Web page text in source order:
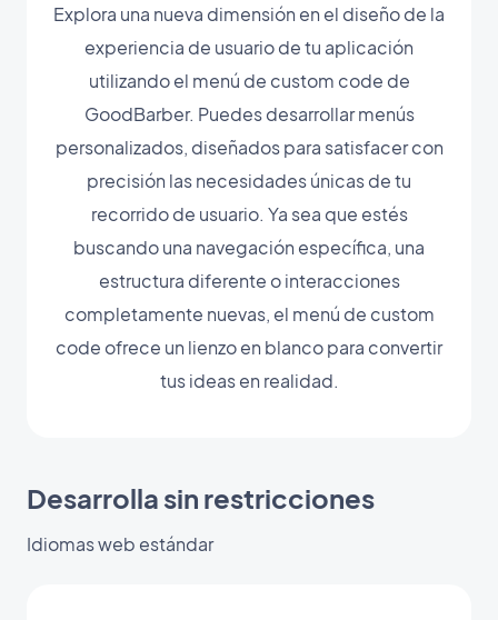
Explora una nueva dimensión en el diseño de la
experiencia de usuario de tu aplicación
utilizando el menú de custom code de
GoodBarber. Puedes desarrollar menús
personalizados, diseñados para satisfacer con
precisión las necesidades únicas de tu
recorrido de usuario. Ya sea que estés
buscando una navegación específica, una
estructura diferente o interacciones
completamente nuevas, el menú de custom
code ofrece un lienzo en blanco para convertir
tus ideas en realidad.
Desarrolla sin restricciones
Idiomas web estándar